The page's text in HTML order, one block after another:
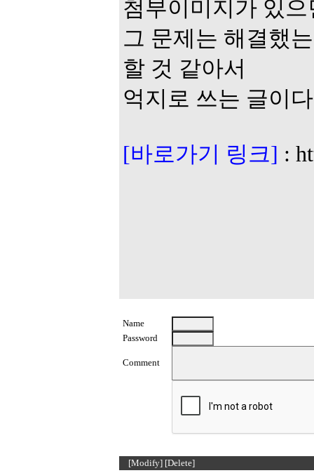
첨부이미지가 있
그 문제는 해결했
할 것 같아서
억지로 쓰는 글이
[바로가기 링크] :
Name
Password
Comment
[Modify] [Delete]